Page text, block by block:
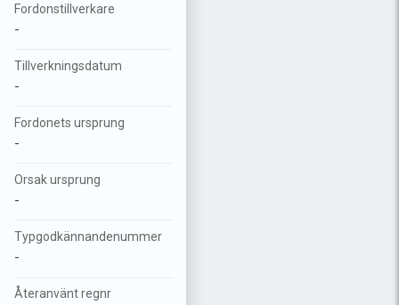
Fordonstillverkare
-
Tillverkningsdatum
-
Fordonets ursprung
-
Orsak ursprung
-
Typgodkännandenummer
-
Återanvänt regnr